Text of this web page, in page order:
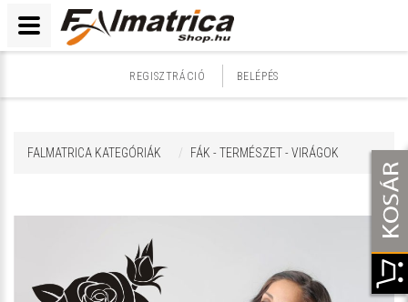
REGISZTRÁCIÓ BELÉPÉS
FALMATRICA KATEGÓRIÁK FÁK - TERMÉSZET - VIRÁGOK